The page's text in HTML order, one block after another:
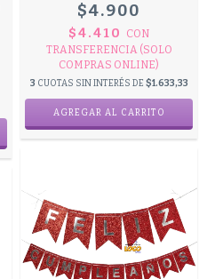
$4.900
$4.410
CON
TRANSFERENCIA (SOLO
COMPRAS ONLINE)
3 CUOTAS SIN INTERÉS DE $1.633,33